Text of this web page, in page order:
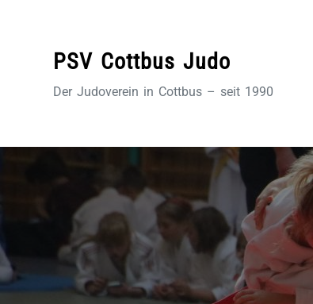
PSV Cottbus Judo
Der Judoverein in Cottbus – seit 1990